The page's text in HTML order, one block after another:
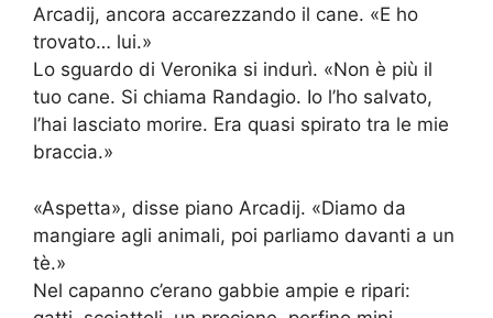
Arcadij, ancora accarezzando il cane. «E ho
trovato… lui.»
Lo sguardo di Veronika si indurì. «Non è più il
tuo cane. Si chiama Randagio. Io l’ho salvato,
l’hai lasciato morire. Era quasi spirato tra le mie
braccia.»
«Aspetta», disse piano Arcadij. «Diamo da
mangiare agli animali, poi parliamo davanti a un
tè.»
Nel capanno c’erano gabbie ampie e ripari: